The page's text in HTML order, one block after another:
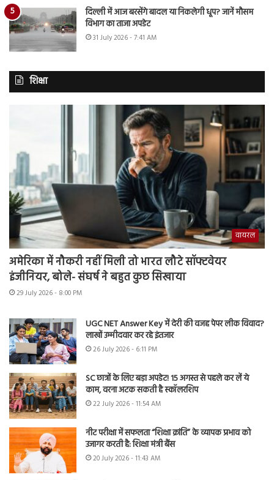
दिल्ली में आज बरसेंगे बादल या निकलेगी धूप? जानें मौसम
विभाग का ताजा अपडेट
31 July 2026 - 7:41 AM
शिक्षा
वायरल
अमेरिका में नौकरी नहीं मिली तो भारत लौटे सॉफ्टवेयर
इंजीनियर, बोले- संघर्ष ने बहुत कुछ सिखाया
29 July 2026 - 8:00 PM
UGC NET Answer Key में देरी की वजह पेपर लीक विवाद?
लाखों उम्मीदवार कर रहे इंतजार
26 July 2026 - 6:11 PM
SC छात्रों के लिए बड़ा अपडेट! 15 अगस्त से पहले कर लें ये
काम, वरना अटक सकती है स्कॉलरशिप
22 July 2026 - 11:54 AM
नीट परीक्षा में सफलता “शिक्षा क्रांति” के व्यापक प्रभाव को
उजागर करती है: शिक्षा मंत्री बैंस
20 July 2026 - 11:43 AM